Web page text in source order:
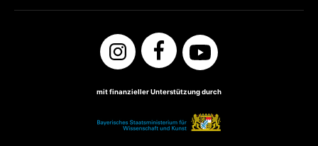
mit finanzieller Unterstützung durch